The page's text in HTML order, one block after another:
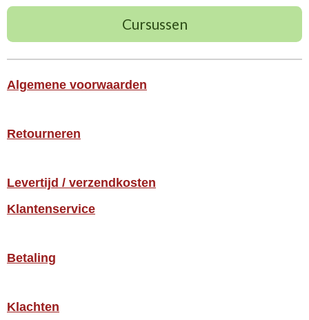
Cursussen
Algemene voorwaarden
Retourneren
Levertijd / verzendkosten
Klantenservice
Betaling
Klachten